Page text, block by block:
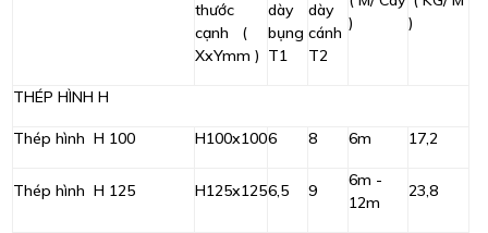
)
)
thước
cạnh (
XxYmm )
dày
bụng
T1
dày
cánh
T2
THÉP HÌNH H
Thép hình H 100 H100x1006 8 6m 17,2
Thép hình H 125 H125x1256,5 9
6m -
12m
23,8